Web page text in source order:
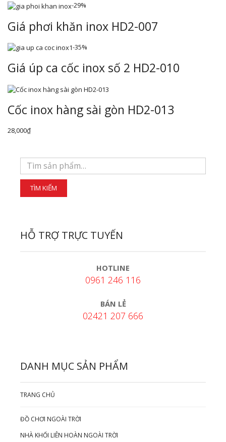
-29%
Giá phơi khăn inox HD2-007
-35%
Giá úp ca cốc inox số 2 HD2-010
Cốc inox hàng sài gòn HD2-013
28,000₫
HỖ TRỢ TRỰC TUYẾN
HOTLINE
0961 246 116
BÁN LẺ
02421 207 666
DANH MỤC SẢN PHẨM
TRANG CHỦ
ĐỒ CHƠI NGOÀI TRỜI
NHÀ KHỐI LIÊN HOÀN NGOÀI TRỜI